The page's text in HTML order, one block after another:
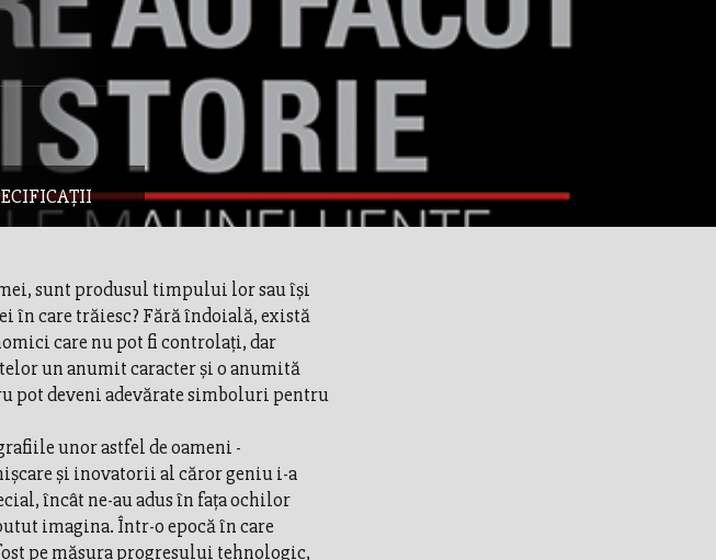
sunt produsul timpului lor sau îşi
în care trăiesc? Fără îndoială, există
care nu pot fi controlaţi, dar
un anumit caracter şi o anumită
pot deveni adevărate simboluri pentru
unor astfel de oameni -
şi inovatorii al căror geniu i-a
încât ne-au adus în faţa ochilor
imagina. Într-o epocă în care
pe măsura progresului tehnologic,